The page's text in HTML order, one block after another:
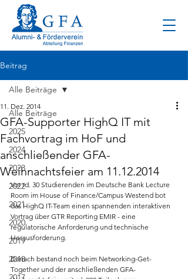
Beitrag
Alle Beiträge
2025
2024
2023
2022
2021
2020
2019
2018
Alle Beiträge
GFA-Supporter HighQ IT mit
Fachvortrag im HoF und
anschließender GFA-
Weihnachtsfeier am 11.12.2014
11. Dez. 2014
Vor rd. 30 Studierenden im Deutsche Bank Lecture
Room im House of Finance/Campus Westend bot
das HighQ IT-Team einen spannenden interaktiven
Vortrag über GTR Reporting EMIR - eine
regulatorische Anforderung und technische
Herausforderung.
Danach bestand noch beim Networking-Get-
Together und der anschließenden GFA-